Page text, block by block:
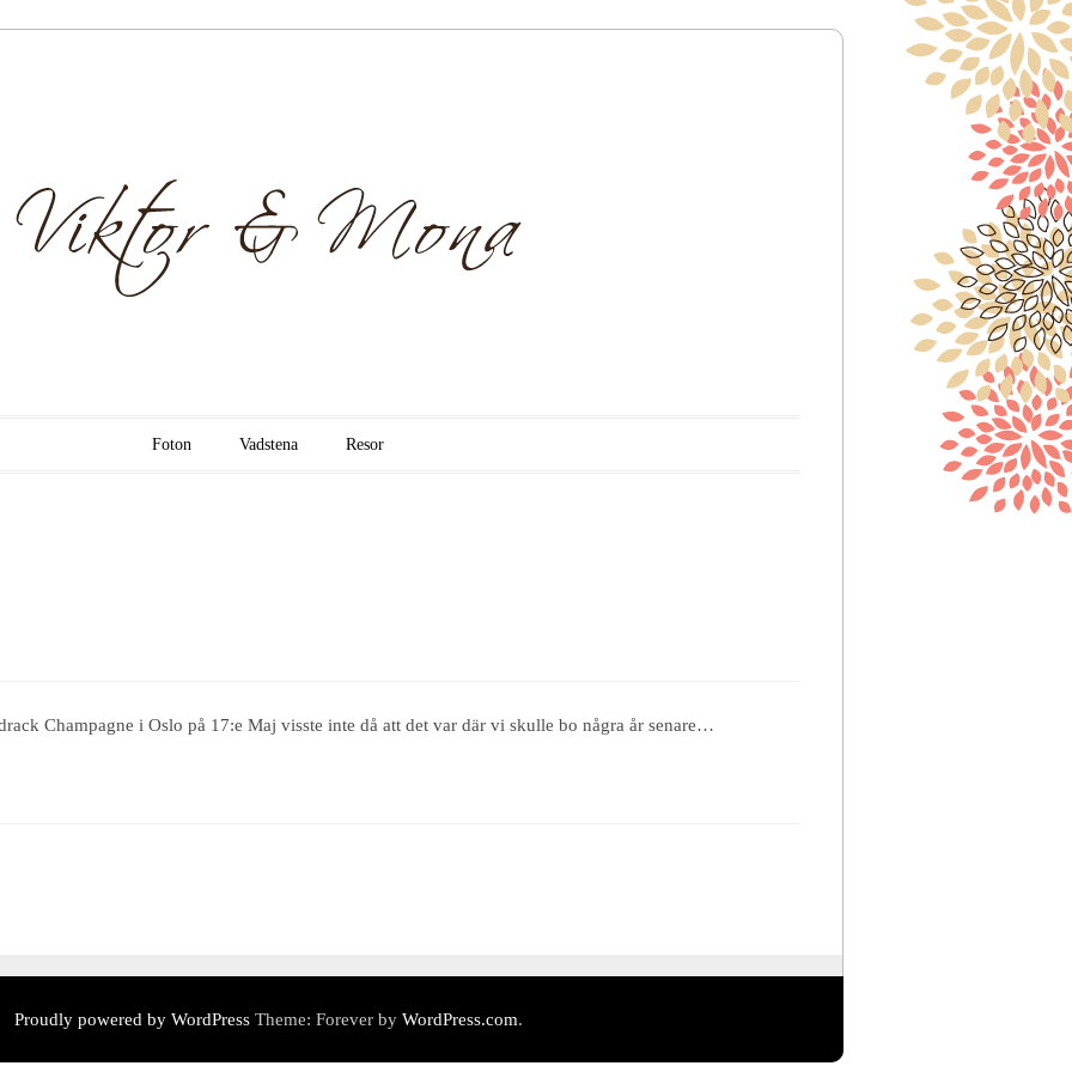
Foton Vadstena Resor
Champagne i Oslo på 17:e Maj visste inte då att det var där vi skulle bo några år senare…
Proudly powered by WordPressTheme: Forever by WordPress.com.